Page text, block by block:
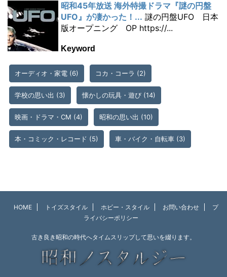
昭和45年放送 海外特撮ドラマ『謎の円盤
UFO』が凄かった！... 謎の円盤UFO 日本
版オープニング OP https://...
Keyword
オーディオ・家電 (6) コカ・コーラ (2)
学校の思い出 (3) 懐かしの玩具・遊び (14)
映画・ドラマ・CM (4) 昭和の思い出 (10)
本・コミック・レコード (5) 車・バイク・自転車 (3)
HOME トイズスタイル ホビー・スタイル お問い合わせ
プ
ライバシーポリシー
古き良き昭和の時代へタイムスリップして思いを綴ります。